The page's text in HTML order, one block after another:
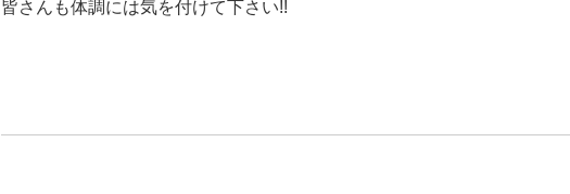
皆さんも体調には気を付けて下さい!!